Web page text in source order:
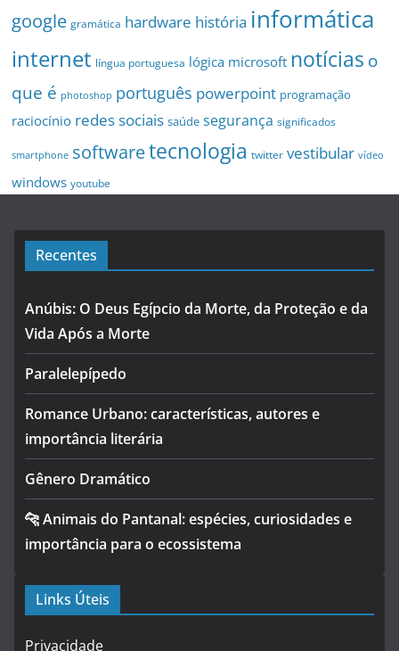
google gramática hardware história informática
internet língua portuguesa lógica microsoft notícias o
que é photoshop português powerpoint programação
raciocínio redes sociais saúde segurança significados
smartphone softwaretecnologia twitter vestibular vídeo
windows youtube
Recentes
Anúbis: O Deus Egípcio da Morte, da Proteção e da
Vida Após a Morte
Paralelepípedo
Romance Urbano: características, autores e
importância literária
Gênero Dramático
🐆 Animais do Pantanal: espécies, curiosidades e
importância para o ecossistema
Links Úteis
Privacidade